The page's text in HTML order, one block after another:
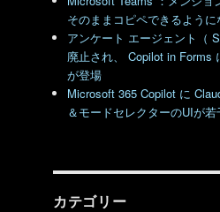
そのままコピペできるように
アンケート エージェント（
廃止され、 Copilot in Forms
が登場
Microsoft 365 Copilot に
＆モードセレクターのUIが
カテゴリー